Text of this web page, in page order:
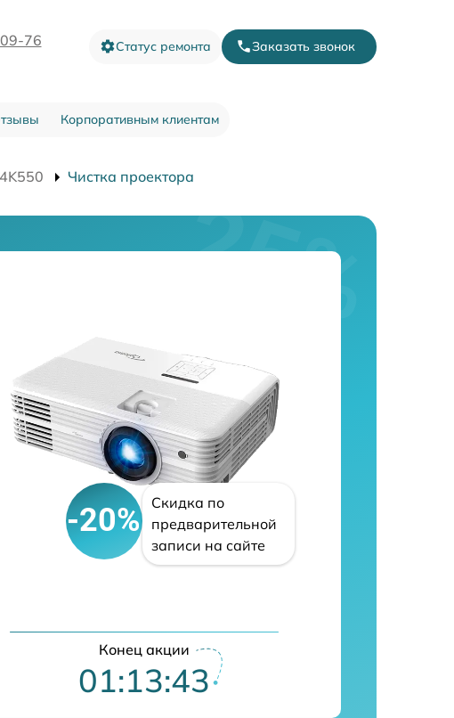
76 Статус ремонта Заказать звонок
Корпоративным клиентам
Чистка проектора
-20%
Скидка по
предварительной
записи на сайте
Конец акции
01:13:42